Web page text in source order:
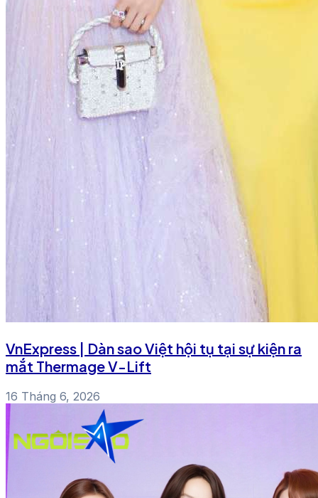
VnExpress | Dàn sao Việt hội tụ tại sự kiện ra
mắt Thermage V-Lift
16 Tháng 6, 2026